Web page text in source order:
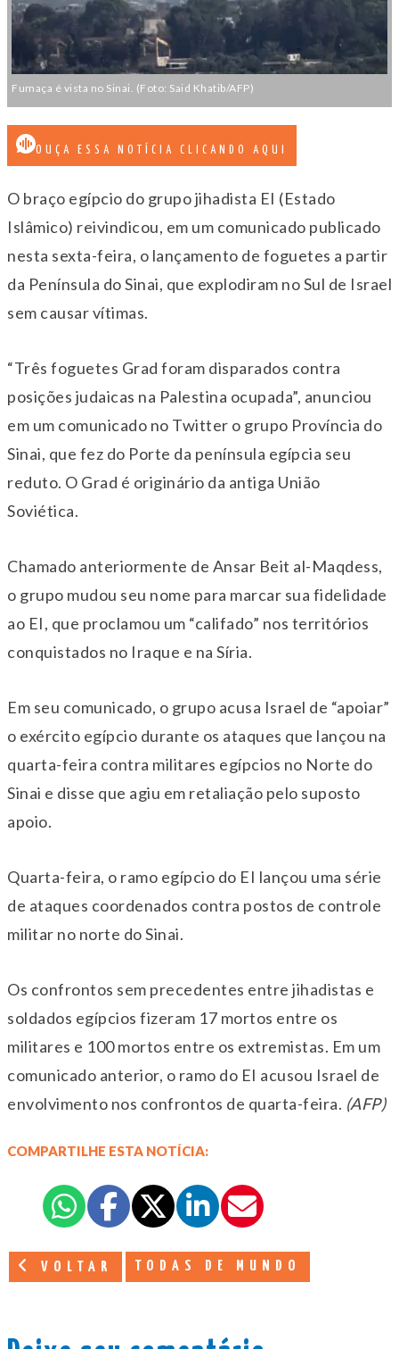
Fumaça é vista no Sinai. (Foto: Said Khatib/AFP)
OUÇA ESSA NOTÍCIA CLICANDO AQUI
O braço egípcio do grupo jihadista EI (Estado
Islâmico) reivindicou, em um comunicado publicado
nesta sexta-feira, o lançamento de foguetes a partir
da Península do Sinai, que explodiram no Sul de Israel
sem causar vítimas.
“Três foguetes Grad foram disparados contra
posições judaicas na Palestina ocupada”, anunciou
em um comunicado no Twitter o grupo Província do
Sinai, que fez do Porte da península egípcia seu
reduto. O Grad é originário da antiga União
Soviética.
Chamado anteriormente de Ansar Beit al-Maqdess,
o grupo mudou seu nome para marcar sua fidelidade
ao EI, que proclamou um “califado” nos territórios
conquistados no Iraque e na Síria.
Em seu comunicado, o grupo acusa Israel de “apoiar”
o exército egípcio durante os ataques que lançou na
quarta-feira contra militares egípcios no Norte do
Sinai e disse que agiu em retaliação pelo suposto
apoio.
Quarta-feira, o ramo egípcio do EI lançou uma série
de ataques coordenados contra postos de controle
militar no norte do Sinai.
Os confrontos sem precedentes entre jihadistas e
soldados egípcios fizeram 17 mortos entre os
militares e 100 mortos entre os extremistas. Em um
comunicado anterior, o ramo do EI acusou Israel de
envolvimento nos confrontos de quarta-feira. (AFP)
COMPARTILHE ESTA NOTÍCIA:
VOLTAR TODAS DE MUNDO